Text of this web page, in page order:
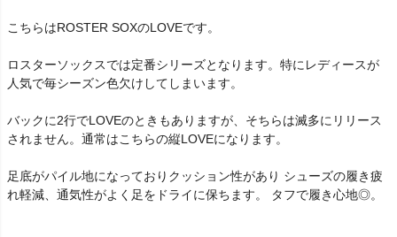
こちらはROSTER SOXのLOVEです。
ロスターソックスでは定番シリーズとなります。特にレディースが
人気で毎シーズン色欠けしてしまいます。
バックに2行でLOVEのときもありますが、そちらは滅多にリリース
されません。通常はこちらの縦LOVEになります。
足底がパイル地になっておりクッション性があり シューズの履き疲
れ軽減、通気性がよく足をドライに保ちます。 タフで履き心地◎。